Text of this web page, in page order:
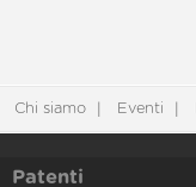
Chi siamo Eventi
Patenti